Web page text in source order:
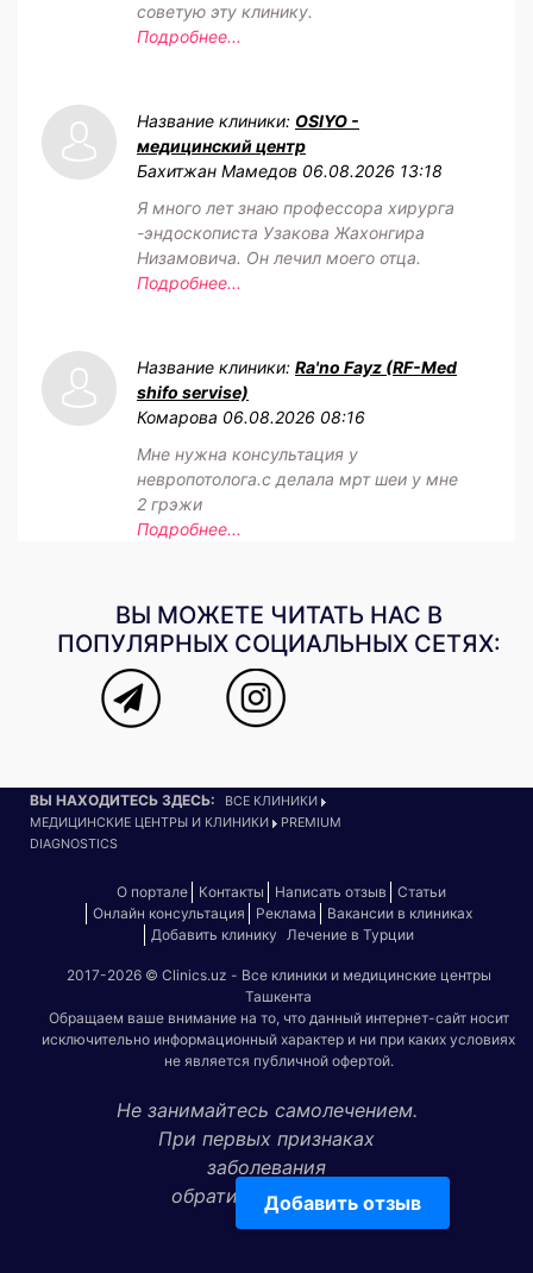
Добавить отзыв
советую эту клинику.
Подробнее...
Название клиники: OSIYO -
медицинский центр
Бахитжан Мамедов 06.08.2026 13:18
Я много лет знаю профессора хирурга
-эндоскописта Узакова Жахонгира
Низамовича. Он лечил моего отца.
Подробнее...
Название клиники: Ra'no Fayz (RF-Med
shifo servise)
Комарова 06.08.2026 08:16
Мне нужна консультация у
невропотолога.с делала мрт шеи у мне
2 грэжи
Подробнее...
ВЫ МОЖЕТЕ ЧИТАТЬ НАС В
ПОПУЛЯРНЫХ СОЦИАЛЬНЫХ СЕТЯХ:
ВЫ НАХОДИТЕСЬ ЗДЕСЬ:
ВСЕ КЛИНИКИ
МЕДИЦИНСКИЕ ЦЕНТРЫ И КЛИНИКИ
PREMIUM
DIAGNOSTICS
О портале Контакты Написать отзыв
Статьи
Онлайн консультация
Реклама
Вакансии в клиниках
Добавить клинику Лечение в Турции
2017-2026 © Clinics.uz - Все клиники и медицинские центры
Ташкента
Обращаем ваше внимание на то, что данный интернет-сайт носит
исключительно информационный характер и ни при каких условиях
не является публичной офертой.
Не занимайтесь самолечением.
При первых признаках
заболевания
обратитесь к врачу!